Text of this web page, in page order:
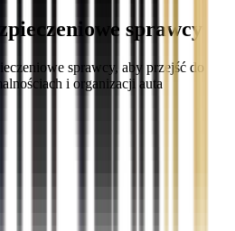
sprawcy
sprawcy, aby przejść do
i organizacji auta